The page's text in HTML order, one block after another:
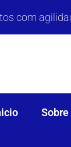
com
Sobre